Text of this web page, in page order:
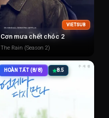
VIETSUB
Cơn mưa chết chóc 2
The Rain (Season 2)
HOÀN TẤT (8/8) 8.5